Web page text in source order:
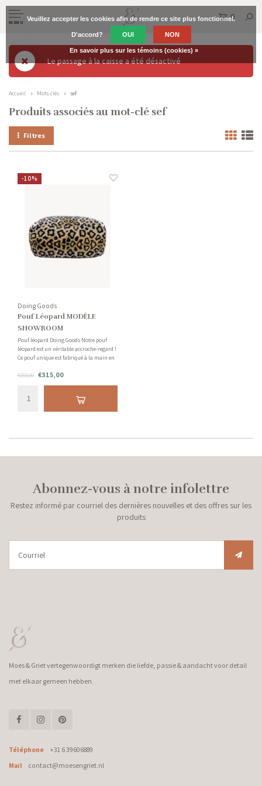
MENU
0
Le passage à la caisse a été désactivé
Accueil Mots-clés sef
Produits associés au mot-clé sef
Filtres
-10%
Doing Goods
Pouf Léopard MODÈLE
SHOWROOM
Pouf léopard Doing Goods Notre pouf
léopard est un véritable accroche-regard !
Ce pouf unique est fabriqué à la main en
la nature artisanale de cet article, vous
pouvez vous attendre à une légère
€350,00 €315,00
Abonnez-vous à notre infolettre
Restez informé par courriel des dernières nouvelles et des offres sur les
produits
Moes & Griet vertegenwoordigt merken die liefde, passie & aandacht voor detail
met elkaar gemeen hebben.
Téléphone
+31 6 39606889
Mail
contact@moesengriet.nl
Veuillez accepter les cookies afin de rendre ce site plus fonctionnel.
D'accord? OUI NON
En savoir plus sur les témoins (cookies) »